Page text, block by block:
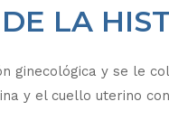
LA
ginecológica y se le
y el cuello uterino